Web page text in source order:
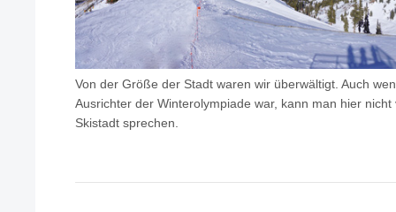
Von der Größe der Stadt waren wir überwältigt. Auch
Ausrichter der Winterolympiade war, kann man hier
Skistadt sprechen.